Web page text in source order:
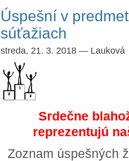
Úspešní v
súťažiach
streda, 21. 3. 2018 — Lauková
Srdečne
reprezentujú
Zoznam úspešných